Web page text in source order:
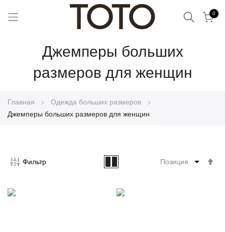
Поиск0
Джемперы больших
размеров для женщин
Главная
Одежда больших размеров
Джемперы больших размеров для женщин
Фильтр